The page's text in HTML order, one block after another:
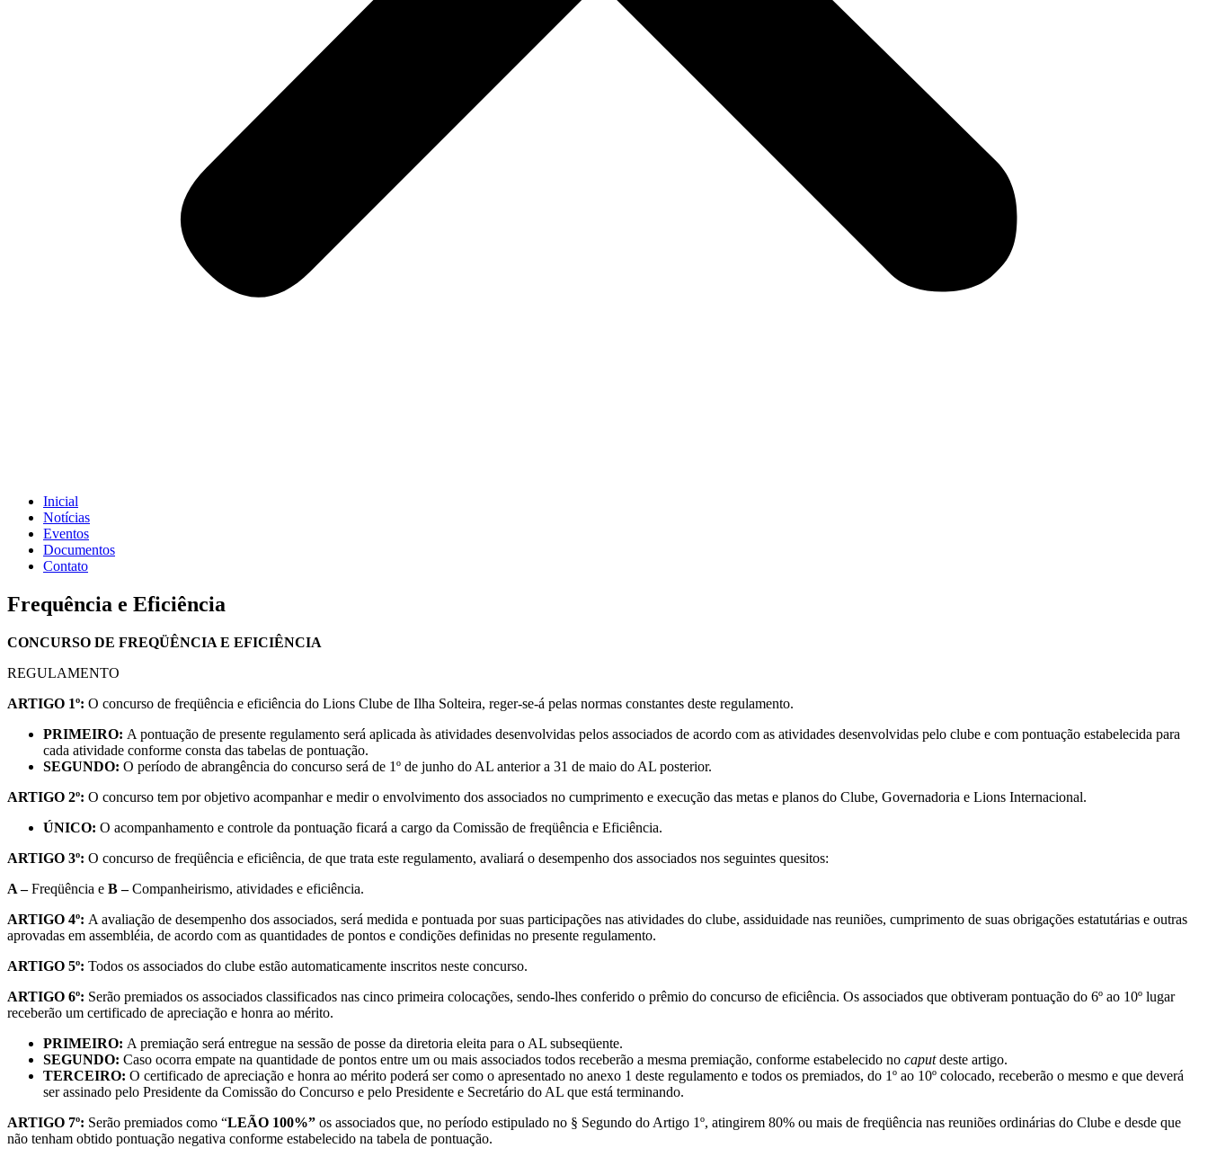
Inicial
Notícias
Eventos
Documentos
Contato
Frequência e Eficiência
CONCURSO DE FREQÜÊNCIA E EFICIÊNCIA
REGULAMENTO
ARTIGO 1º: O concurso de freqüência e eficiência do Lions Clube de Ilha Solteira, reger-se-á pelas normas constantes deste regulamento.
PRIMEIRO: A pontuação de presente regulamento será aplicada às atividades desenvolvidas pelos associados de acordo com as atividades desenvolvidas pelo clube e com pontuação estabelecida para
cada atividade conforme consta das tabelas de pontuação.
SEGUNDO: O período de abrangência do concurso será de 1º de junho do AL anterior a 31 de maio do AL posterior.
ARTIGO 2º: O concurso tem por objetivo acompanhar e medir o envolvimento dos associados no cumprimento e execução das metas e planos do Clube, Governadoria e Lions Internacional.
ÚNICO: O acompanhamento e controle da pontuação ficará a cargo da Comissão de freqüência e Eficiência.
ARTIGO 3º: O concurso de freqüência e eficiência, de que trata este regulamento, avaliará o desempenho dos associados nos seguintes quesitos:
A –Freqüência e B –Companheirismo, atividades e eficiência.
ARTIGO 4º: A avaliação de desempenho dos associados, será medida e pontuada por suas participações nas atividades do clube, assiduidade nas reuniões, cumprimento de suas obrigações estatutárias e outras
aprovadas em assembléia, de acordo com as quantidades de pontos e condições definidas no presente regulamento.
ARTIGO 5º: Todos os associados do clube estão automaticamente inscritos neste concurso.
ARTIGO 6º: Serão premiados os associados classificados nas cinco primeira colocações, sendo-lhes conferido o prêmio do concurso de eficiência. Os associados que obtiveram pontuação do 6º ao 10º lugar
receberão um certificado de apreciação e honra ao mérito.
PRIMEIRO: A premiação será entregue na sessão de posse da diretoria eleita para o AL subseqüente.
SEGUNDO: Caso ocorra empate na quantidade de pontos entre um ou mais associados todos receberão a mesma premiação, conforme estabelecido no caputdeste artigo.
TERCEIRO: O certificado de apreciação e honra ao mérito poderá ser como o apresentado no anexo 1 deste regulamento e todos os premiados, do 1º ao 10º colocado, receberão o mesmo e que deverá
ser assinado pelo Presidente da Comissão do Concurso e pelo Presidente e Secretário do AL que está terminando.
ARTIGO 7º: Serão premiados como “LEÃO 100%” os associados que, no período estipulado no § Segundo do Artigo 1º, atingirem 80% ou mais de freqüência nas reuniões ordinárias do Clube e desde que
não tenham obtido pontuação negativa conforme estabelecido na tabela de pontuação.